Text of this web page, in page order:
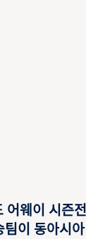
웨이 시즌
이 동아시아